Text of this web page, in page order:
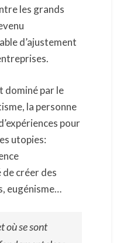
les grands
d’ajustement
dominé par le
la personne
pour
utopies:
créer des
eugénisme…
où se sont